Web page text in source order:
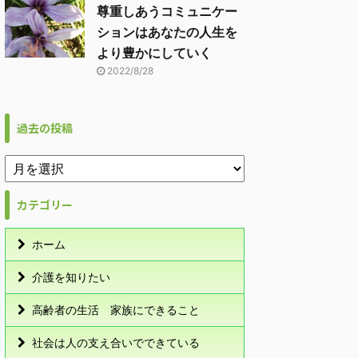
尊重しあうコミュニケー
ションはあなたの人生を
より豊かにしていく
2022/8/28
過去の投稿
カテゴリー
ホーム
介護を知りたい
高齢者の生活 家族にできること
社会は人の支え合いでできている